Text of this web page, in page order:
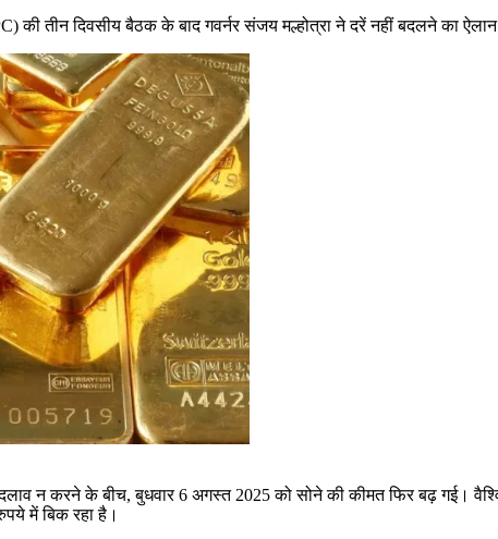
की तीन दिवसीय बैठक के बाद गवर्नर संजय मल्होत्रा ने दरें नहीं बदलने का
न करने के बीच, बुधवार 6 अगस्त 2025 को सोने की कीमत फिर बढ़ गई।
में बिक रहा है।